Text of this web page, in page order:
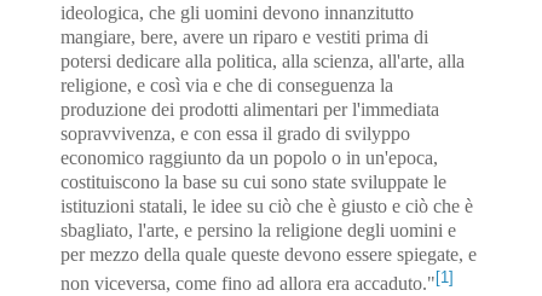
ideologica, che gli uomini devono innanzitutto
mangiare, bere, avere un riparo e vestiti prima di
potersi dedicare alla politica, alla scienza, all'arte, alla
religione, e così via e che di conseguenza la
produzione dei prodotti alimentari per l'immediata
sopravvivenza, e con essa il grado di svilyppo
economico raggiunto da un popolo o in un'epoca,
costituiscono la base su cui sono state sviluppate le
istituzioni statali, le idee su ciò che è giusto e ciò che è
sbagliato, l'arte, e persino la religione degli uomini e
per mezzo della quale queste devono essere spiegate, e
non viceversa, come fino ad allora era accaduto." [1]